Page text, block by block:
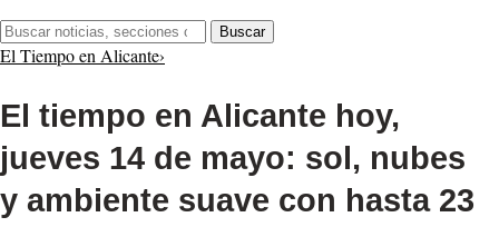
Buscar:
Buscar
El Tiempo en Alicante›
El tiempo en Alicante hoy,
jueves 14 de mayo: sol, nubes
y ambiente suave con hasta 23